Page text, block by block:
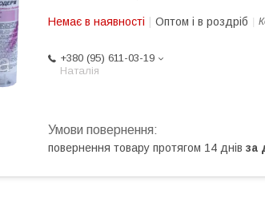
Немає в наявності Оптом і в роздріб
+380 (95) 611-03-19
Наталія
повернення товару протягом 14 днів за